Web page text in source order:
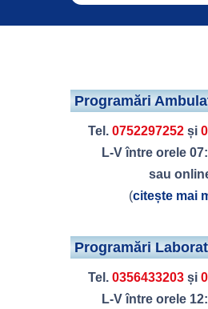
Programări
Tel. 0752297252și
L-V între orele
sau
(citește mai
Programări
Tel. 0356433203și
L-V între orele